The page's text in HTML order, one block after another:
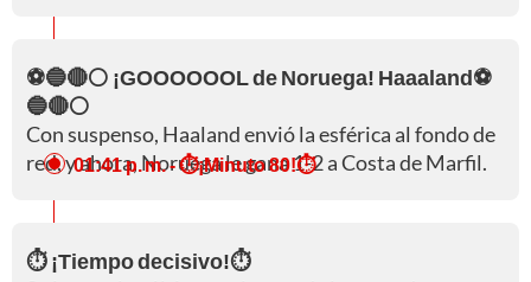
⚽🔵🔴⚪ ¡GOOOOOOL de Noruega! Haaaland⚽
🔵🔴⚪
Con suspenso, Haaland envió la esférica al fondo de
red, y ahora, Noruega le gana 1-2 a Costa de Marfil.
01:41 p. m.- ⏱️¡Minuto 80!⏱️
⏱️ ¡Tiempo decisivo!⏱️